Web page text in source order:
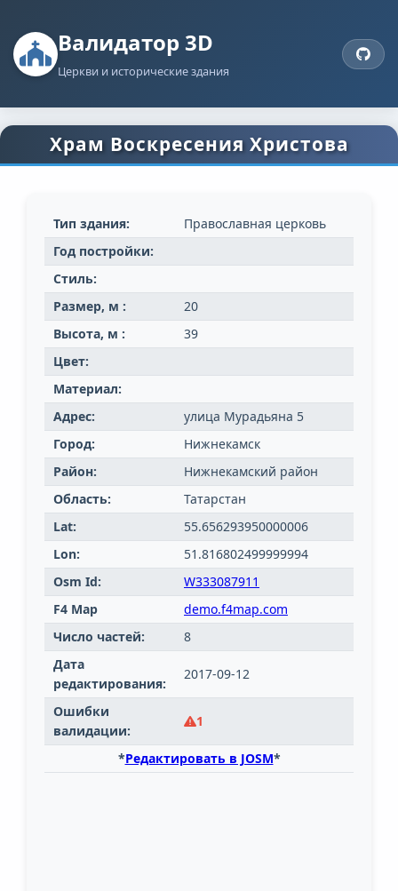
Валидатор 3D
Церкви и исторические здания
Храм Воскресения Христова
Тип здания:
Православная церковь
Год постройки:
Стиль:
Размер, м :
20
Высота, м :
39
Цвет:
Материал:
Адрес:
улица Мурадьяна 5
Город:
Нижнекамск
Район:
Нижнекамский район
Область:
Татарстан
Lat:
55.656293950000006
Lon:
51.816802499999994
Osm Id:
W333087911
F4 Map
demo.f4map.com
Число частей:
8
Дата
редактирования:
2017-09-12
Ошибки
валидации:
1
*Редактировать в JOSM*